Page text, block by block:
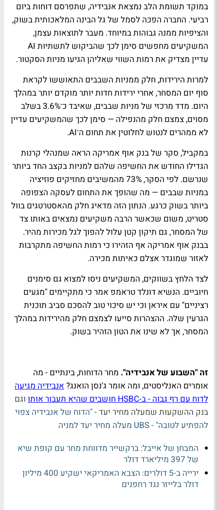
במוקד תשומת הלב נמצאת אנבידיה, שתפרסם דוחות ביום
רביעי. החברה הפכה לסמל של גל הבינה המלאכותית בשוק,
והציפיות ממנה גבוהות במיוחד. מעבר לתוצאות עצמן,
המשקיעים מחפשים סימן לכך שהביקוש לתשתיות AI
עדיין מצדיק את רמות השווי שאליהן הגיעו מניות הסקטור.
למרות הירידות, חלק ממניות השבבים התאוששו לקראת
סוף יום המסחר, אחרי ירידות חדות יותר מוקדם יותר במהלך
היום. מדד מרכזי של מניות שבבים, שאיבד כ־3.6% בשלב
מסוים, צמצם חלק מהנפילה — סימן לכך שהמשקיעים עדיין
לא ממהרים לנטוש לחלוטין את תחום ה־AI.
במקביל, סקר של בנק אוף אמריקה הראה שמנהלי קרנות
הגדילו החודש את החשיפה שלהם למניות בקצב החד ביותר
שנרשם. לפי הסקר, 73% מהמשיבים מחזיקים פוזיציה
במניות שבבים — מה שהופך את התחום לעסקה הצפופה
ביותר בשוק כרגע. הנתון הזה מדאיג חלק מהאסטרטגים בוול
סטריט, משום שכאשר הרבה משקיעים נמצאים באותו צד
של המסחר, גם תיקון קטן עלול להפוך לגל מכירות מהיר.
בבנק אוף אמריקה אף הזהירו כי רמות החשיפה מתקרבות
לאזור שמוגדר אצלם כאיתות מכירה.
לצד הלחץ בשווקים, המשקיעים ניסו למצוא גם סימנים
חיוביים. הנשיא דונלד טראמפ אמר כי מתקיימים "מגעים
רציניים" עם איראן וכי יש סיכוי טוב להסכם סביב תוכנית
הגרעין שלה. ההצהרות סייעו לצמצם חלק מהירידות במהלך
המסחר, אך לא שינו את הטון הזהיר בשוק.
זה "השבוע של אנבידיה". מחר הדוחות, בינתיים - מה
אומרים האנליסטים, ומה אומר ג'נסן הואנג?אנבידיה מגיעה
לדוח עם רף גבוה - ב-HSBC חושבים שהיא תעבור אותו
וגם
בנק ההשקעות שמעלה מחיר יעד -"הדוח של אנבידיה צפוי
להפתיע לטובה" - UBS מעלה מחיר יעד למניה
המבחן של אייבל: ברקשייר מדווחת מחר עם קופת שיא
של 397 מיליארד דולר
ירייה ב-5 דולרים: הצבא האמריקאי ישקיע 400 מיליון
דולר בלייזר נגד רחפנים